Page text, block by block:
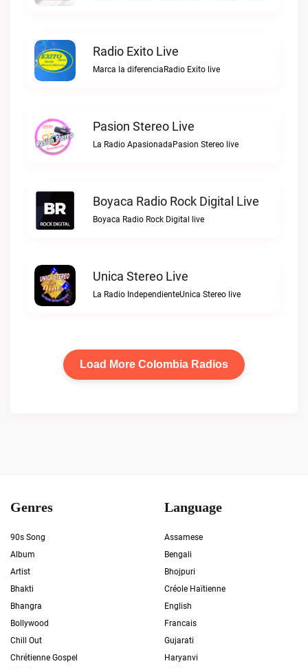
Radio Exito Live
Marca la diferenciaRadio Exito live
Pasion Stereo Live
La Radio ApasionadaPasion Stereo live
Boyaca Radio Rock Digital Live
Boyaca Radio Rock Digital live
Unica Stereo Live
La Radio IndependienteUnica Stereo live
Load More Colombia Radios
Genres
90s Song
Album
Artist
Bhakti
Bhangra
Bollywood
Chill Out
Chrétienne Gospel
Language
Assamese
Bengali
Bhojpuri
Créole Haïtienne
English
Francais
Gujarati
Haryanvi